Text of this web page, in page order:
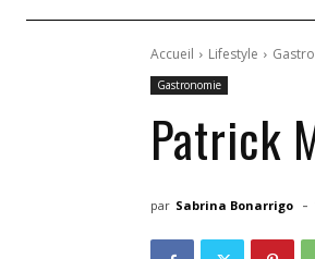
Accueil Lifestyle
Gastronomie
Patrick
par Sabrina Bonarrigo -